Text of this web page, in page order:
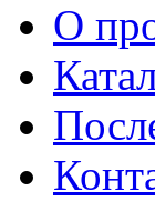
О